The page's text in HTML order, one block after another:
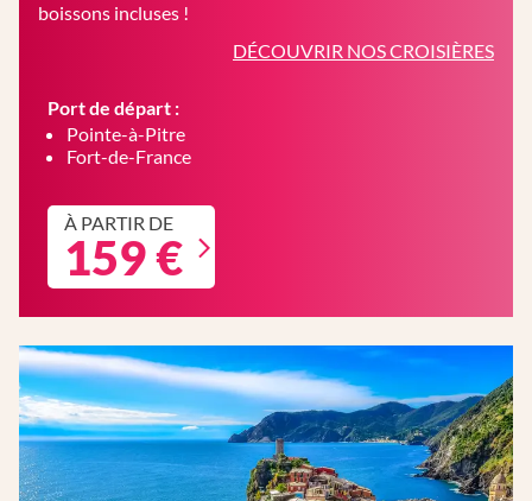
boissons incluses !
DÉCOUVRIR NOS CROISIÈRES
Port de départ :
Pointe-à-Pitre
Fort-de-France
À PARTIR DE
159 €